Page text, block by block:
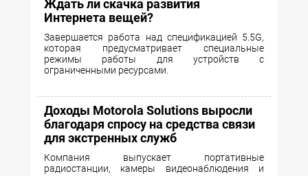
Ждать ли скачка развития
Интернета вещей?
Завершается работа над спецификацией 5.5G,
которая предусматривает специальные
режимы работы для устройств с
ограниченными ресурсами.
Доходы Motorola Solutions выросли
благодаря спросу на средства связи
для экстренных служб
Компания выпускает портативные
радиостанции, камеры видеонаблюдения и